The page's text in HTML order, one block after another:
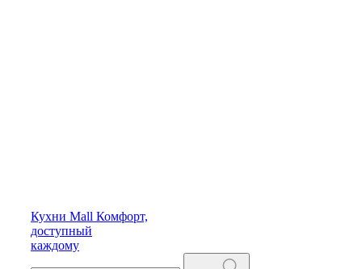
Кухни Mall Комфорт,
доступный
каждому